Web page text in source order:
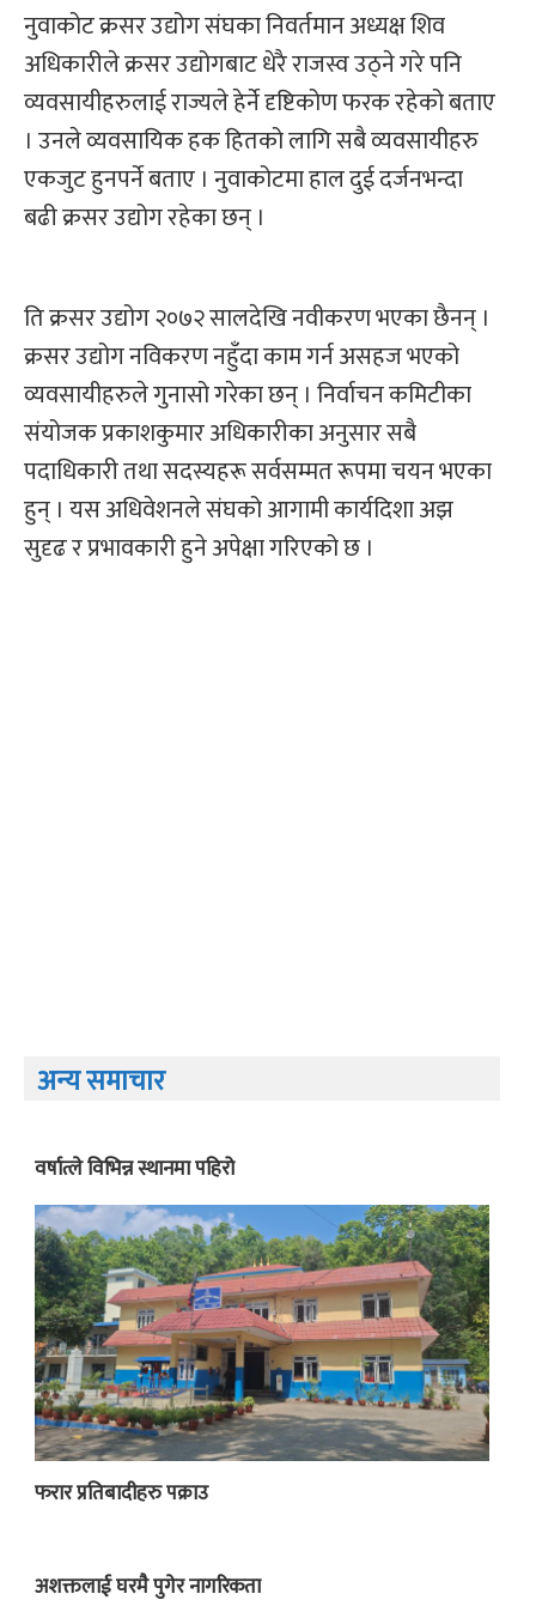
नुवाकोट क्रसर उद्योग संघका निवर्तमान अध्यक्ष शिव
अधिकारीले क्रसर उद्योगबाट धेरै राजस्व उठ्ने गरे पनि
व्यवसायीहरुलाई राज्यले हेर्ने दृष्टिकोण फरक रहेको बताए
। उनले व्यवसायिक हक हितको लागि सबै व्यवसायीहरु
एकजुट हुनपर्ने बताए । नुवाकोटमा हाल दुई दर्जनभन्दा
बढी क्रसर उद्योग रहेका छन् ।
ति क्रसर उद्योग २०७२ सालदेखि नवीकरण भएका छैनन् ।
क्रसर उद्योग नविकरण नहुँदा काम गर्न असहज भएको
व्यवसायीहरुले गुनासो गरेका छन् । निर्वाचन कमिटीका
संयोजक प्रकाशकुमार अधिकारीका अनुसार सबै
पदाधिकारी तथा सदस्यहरू सर्वसम्मत रूपमा चयन भएका
हुन् । यस अधिवेशनले संघको आगामी कार्यदिशा अझ
सुदृढ र प्रभावकारी हुने अपेक्षा गरिएको छ ।
अन्य समाचार
वर्षात्ले विभिन्न स्थानमा पहिरो
फरार प्रतिबादीहरु पक्राउ
अशक्तलाई घरमै पुगेर नागरिकता